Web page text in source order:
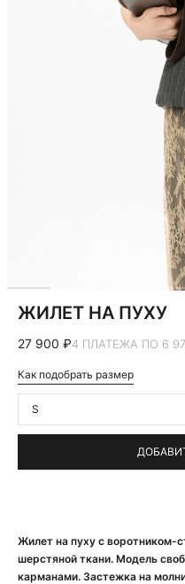
Жилет на пуху с воротником-
шерстяной ткани. Модель
карманами. Застежка на
ЖИЛЕТ НА ПУХУ
27 900 ₽4 ПЛАТЕЖА ПО 6
Как подобрать размер
S